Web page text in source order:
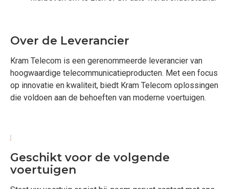
Over de Leverancier
Kram Telecom is een gerenommeerde leverancier van
hoogwaardige telecommunicatieproducten. Met een focus
op innovatie en kwaliteit, biedt Kram Telecom oplossingen
die voldoen aan de behoeften van moderne voertuigen.
Geschikt voor de volgende
voertuigen